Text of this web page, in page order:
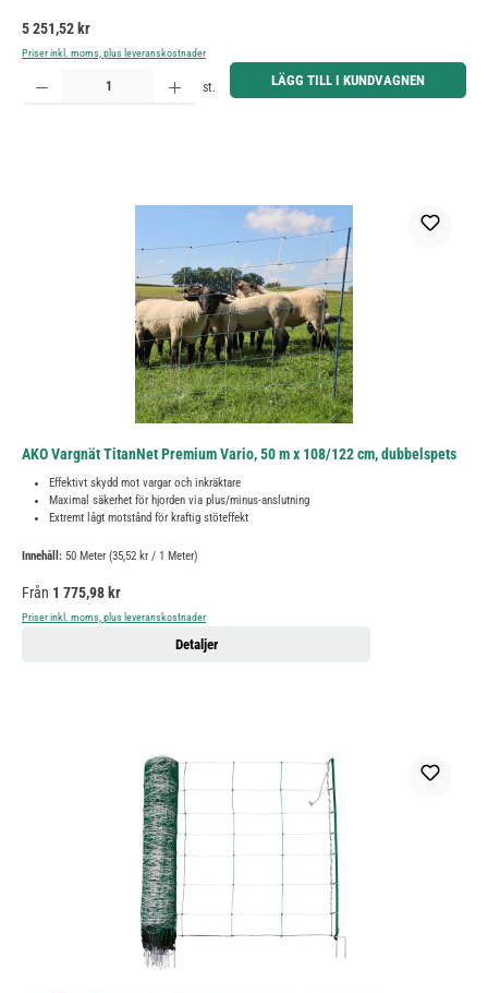
Ordinarie pris:
5 251,52 kr
Priser inkl. moms, plus leveranskostnader
Produktkvantitet: Ange önskat belopp eller använd knapparna för att öka eller minska kvantiteten.
st. LÄGG TILL I KUNDVAGNEN
AKO Vargnät TitanNet Premium Vario, 50 m x 108/122 cm, dubbelspets
Effektivt skydd mot vargar och inkräktare
Maximal säkerhet för hjorden via plus/minus-anslutning
Extremt lågt motstånd för kraftig stöteffekt
Innehåll: 50 Meter (35,52 kr / 1 Meter)
Ordinarie pris:
Från 1 775,98 kr
Priser inkl. moms, plus leveranskostnader
Detaljer